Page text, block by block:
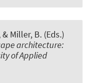
Miller, B. (Eds.)
architecture:
of Applied